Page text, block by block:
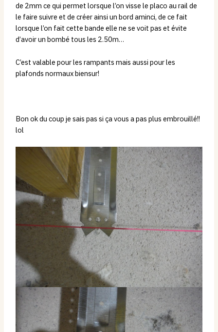
de 2mm ce qui permet lorsque l’on visse le placo au rail de
le faire suivre et de créer ainsi un bord aminci, de ce fait
lorsque l’on fait cette bande elle ne se voit pas et évite
d’avoir un bombé tous les 2.50m…
C’est valable pour les rampants mais aussi pour les
plafonds normaux biensur!
Bon ok du coup je sais pas si ça vous a pas plus embrouillé!!
lol